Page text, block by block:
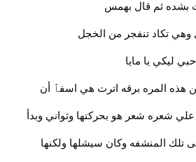
بشده ثم قال بهمس
وهي تكاد تنفجر من الخجل
ليكي يا مايا
هذه المره برقه اترت هي اسفٱ أن
علي شعره شعر هو بحركتها وثواني وبدأ
تلك المنشفه وكان سيشلها ولكنها